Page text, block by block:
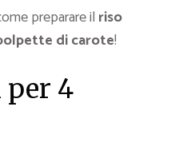
preparare il riso
di carote!
4